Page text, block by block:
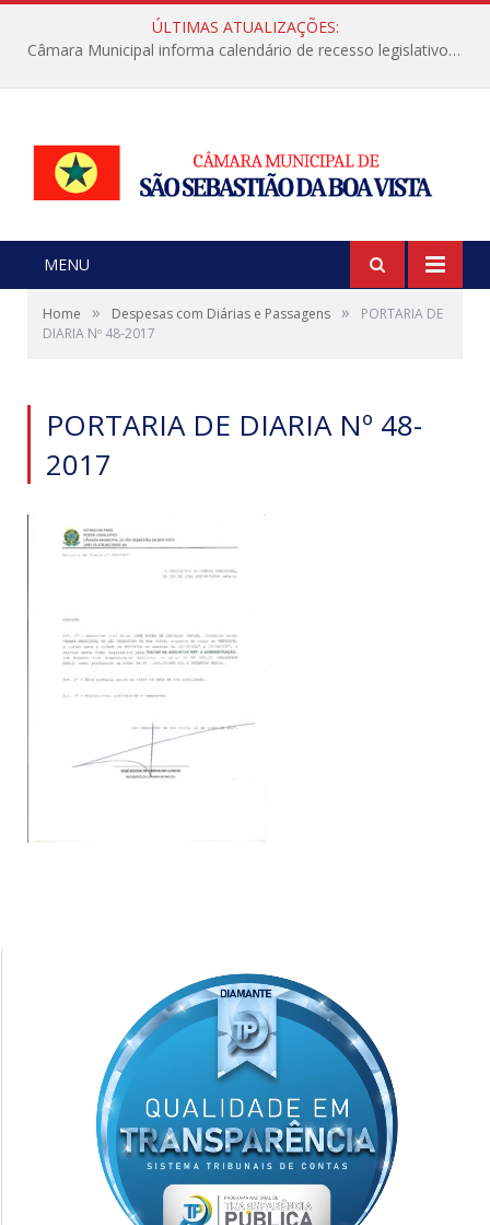
ÚLTIMAS ATUALIZAÇÕES:
Câmara Municipal informa calendário de recesso legislativo de julho
MENU
Home » Despesas com Diárias e Passagens »
PORTARIA DE
DIARIA Nº 48-2017
PORTARIA DE DIARIA Nº 48-
2017